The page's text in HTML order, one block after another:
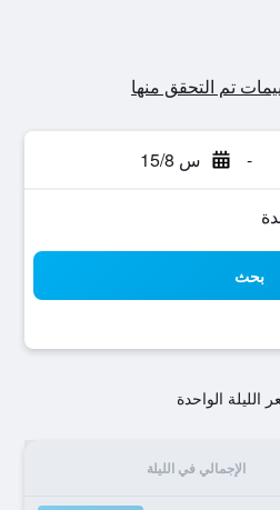
- س 15/8
بحث
الواحدة
الإجمالي في الليلة